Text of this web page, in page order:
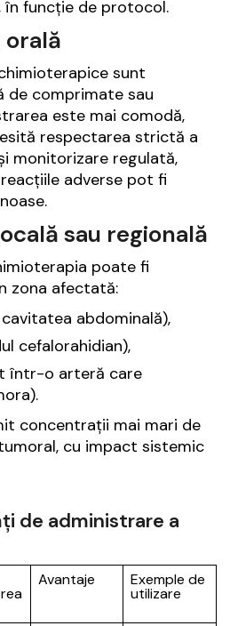
în funcție de protocol.
sunt
de comprimate sau
este mai comodă,
respectarea strictă a
monitorizare regulată,
adverse pot fi
sau regională
poate fi
zona afectată:
abdominală),
cefalorahidian),
într-o arteră care
concentrații mai mari de
cu impact sistemic
de administrare a
Avantaje Exemple de
utilizare